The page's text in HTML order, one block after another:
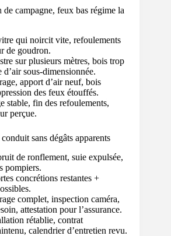
campagne, feux bas régime la
qui noircit vite, refoulements
de goudron.
sur plusieurs mètres, bois trop
sous-dimensionnée.
apport d’air neuf, bois
des feux étouffés.
stable, fin des refoulements,
perçue.
sans dégâts apparents
de ronflement, suie expulsée,
pompiers.
concrétions restantes +
complet, inspection caméra,
attestation pour l’assurance.
rétablie, contrat
calendrier d’entretien revu.